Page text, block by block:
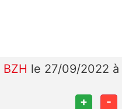
le 27/09/2022 à
+ -